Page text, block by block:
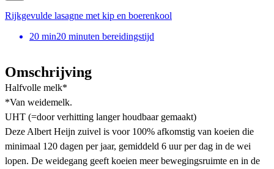
Rijkgevulde lasagne met kip en boerenkool
20 min20 minuten bereidingstijd
Omschrijving
Halfvolle melk*
*Van weidemelk.
UHT (=door verhitting langer houdbaar gemaakt)
Deze Albert Heijn zuivel is voor 100% afkomstig van koeien die
minimaal 120 dagen per jaar, gemiddeld 6 uur per dag in de wei
lopen. De weidegang geeft koeien meer bewegingsruimte en in de